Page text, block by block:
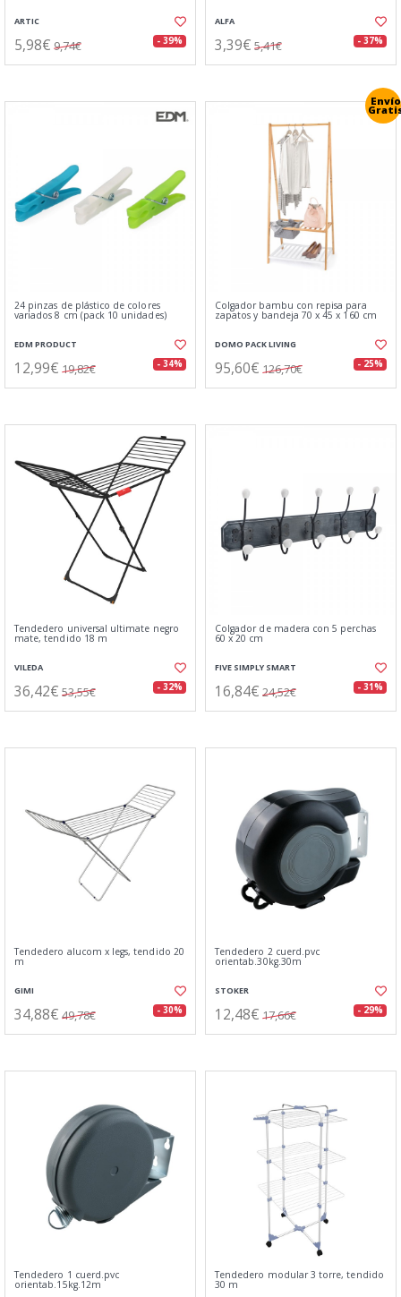
ARTIC
5,98€ 9,74€ - 39%
ALFA
3,39€ 5,41€ - 37%
24 pinzas de plástico de colores
variados 8 cm (pack 10 unidades)
EDM PRODUCT
12,99€ 19,82€ - 34%
Envío
Colgador bambu con repisa para
zapatos y bandeja 70 x 45 x 160 cm
DOMO PACK LIVING
95,60€ 126,70€ - 25%
Tendedero universal ultimate negro
mate, tendido 18 m
VILEDA
36,42€ 53,55€ - 32%
Colgador de madera con 5 perchas
60 x 20 cm
FIVE SIMPLY SMART
16,84€ 24,52€ - 31%
Tendedero alucom x legs, tendido 20
m
GIMI
34,88€ 49,78€ - 30%
Tendedero 2 cuerd.pvc
orientab.30kg.30m
STOKER
12,48€ 17,66€ - 29%
Tendedero 1 cuerd.pvc
orientab.15kg.12m
Tendedero modular 3 torre, tendido
30 m